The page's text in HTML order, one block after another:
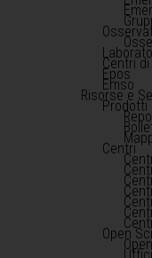
Centri
Epos
Emso
Risorse e
Prodotti
Centri
Open